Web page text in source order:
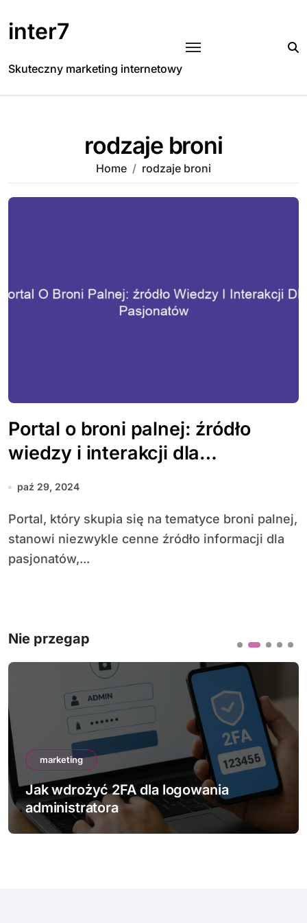
to
content
inter7
Skuteczny marketing internetowy
rodzaje broni
Home rodzaje broni
Portal o broni palnej: źródło
wiedzy i interakcji dla
pasjonatów
paź 29, 2024
Portal, który skupia się na tematyce broni palnej,
stanowi niezwykle cenne źródło informacji dla
pasjonatów,...
Nie przegap
marketing
Jak wdrożyć 2FA dla logowania
administratora